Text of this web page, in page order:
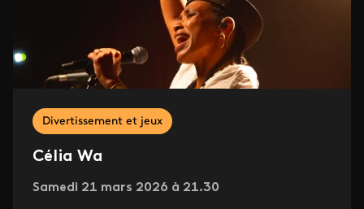
Divertissement et jeux
Célia Wa
Samedi 21 mars 2026 à 21.30